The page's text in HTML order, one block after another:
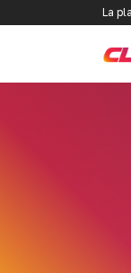
La